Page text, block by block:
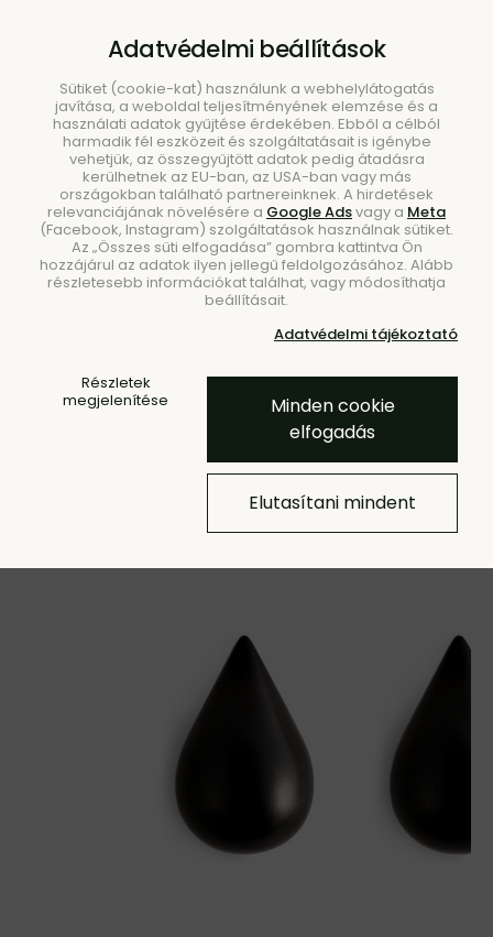
Keresés
- 10 % - 10 % KÓD: EXTRA10
Dropit akasztók, kicsi, 2 db-os
szett – fekete
Adatvédelmi beállítások
Sütiket (cookie-kat) használunk a webhelylátogatás
javítása, a weboldal teljesítményének elemzése és a
használati adatok gyűjtése érdekében. Ebből a célból
harmadik fél eszközeit és szolgáltatásait is igénybe
vehetjük, az összegyűjtött adatok pedig átadásra
kerülhetnek az EU-ban, az USA-ban vagy más
országokban található partnereinknek. A hirdetések
relevanciájának növelésére a Google Adsvagy a Meta
(Facebook, Instagram) szolgáltatások használnak sütiket.
Az „Összes süti elfogadása” gombra kattintva Ön
hozzájárul az adatok ilyen jellegű feldolgozásához. Alább
részletesebb információkat találhat, vagy módosíthatja
beállításait.
Adatvédelmi tájékoztató
Részletek
megjelenítése
Minden cookie
elfogadás
Elutasítani mindent